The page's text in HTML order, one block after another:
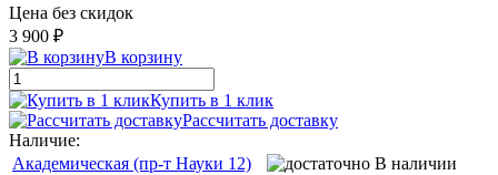
Цена без скидок
3 900 ₽
В корзину
Купить в 1 клик
Рассчитать доставку
Наличие:
Академическая (пр-т Науки 12)
В наличии